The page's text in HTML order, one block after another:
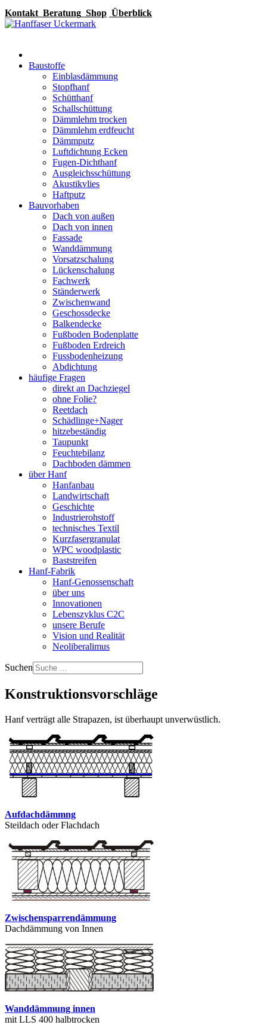
Kontakt Beratung Shop Überblick
Baustoffe
Einblasdämmung
Stopfhanf
Schütthanf
Schallschüttung
Dämmlehm trocken
Dämmlehm erdfeucht
Dämmputz
Luftdichtung Ecken
Fugen-Dichthanf
Ausgleichsschüttung
Akustikvlies
Haftputz
Bauvorhaben
Dach von außen
Dach von innen
Fassade
Wanddämmung
Vorsatzschalung
Lückenschalung
Fachwerk
Ständerwerk
Zwischenwand
Geschossdecke
Balkendecke
Fußboden Bodenplatte
Fußboden Erdreich
Fussbodenheizung
Abdichtung
häufige Fragen
direkt an Dachziegel
ohne Folie?
Reetdach
Schädlinge+Nager
hitzebeständig
Taupunkt
Feuchtebilanz
Dachboden dämmen
über Hanf
Hanfanbau
Landwirtschaft
Geschichte
Industrierohstoff
technisches Textil
Kurzfasergranulat
WPC woodplastic
Baststreifen
Hanf-Fabrik
Hanf-Genossenschaft
über uns
Innovationen
Lebenszyklus C2C
unsere Berufe
Vision und Realität
Neoliberalimus
Suchen
Konstruktionsvorschläge
Hanf verträgt alle Strapazen, ist überhaupt unverwüstlich.
Aufdachdämmng
Steildach oder Flachdach
Zwischensparrendämmung
Dachdämmung von Innen
Wanddämmung innen
mit LLS 400 halbtrocken